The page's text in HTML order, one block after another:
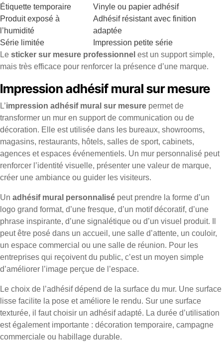
Étiquette temporaire
Vinyle ou papier adhésif
Produit exposé à
l’humidité
Adhésif résistant avec finition
adaptée
Série limitée
Impression petite série
Le sticker sur mesure professionnel est un support simple,
mais très efficace pour renforcer la présence d’une marque.
Impression adhésif mural sur mesure
L’impression adhésif mural sur mesure permet de
transformer un mur en support de communication ou de
décoration. Elle est utilisée dans les bureaux, showrooms,
magasins, restaurants, hôtels, salles de sport, cabinets,
agences et espaces événementiels. Un mur personnalisé peut
renforcer l’identité visuelle, présenter une valeur de marque,
créer une ambiance ou guider les visiteurs.
Un adhésif mural personnalisé peut prendre la forme d’un
logo grand format, d’une fresque, d’un motif décoratif, d’une
phrase inspirante, d’une signalétique ou d’un visuel produit. Il
peut être posé dans un accueil, une salle d’attente, un couloir,
un espace commercial ou une salle de réunion. Pour les
entreprises qui reçoivent du public, c’est un moyen simple
d’améliorer l’image perçue de l’espace.
Le choix de l’adhésif dépend de la surface du mur. Une surface
lisse facilite la pose et améliore le rendu. Sur une surface
texturée, il faut choisir un adhésif adapté. La durée d’utilisation
est également importante : décoration temporaire, campagne
commerciale ou habillage durable.